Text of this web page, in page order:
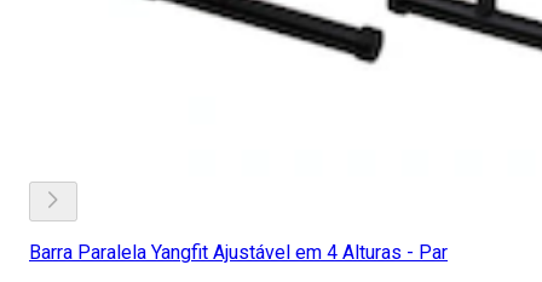
Barra Paralela Yangfit Ajustável em 4 Alturas - Par